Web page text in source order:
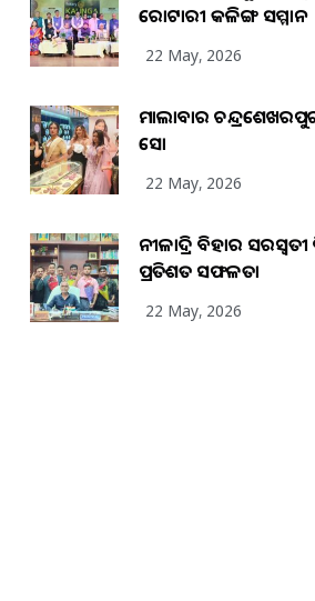
ରୋଟାରୀ କଳିଙ୍ଗ ସମ୍ମାନ
22 May, 2026
ମାଲାବାର
ସୋ
22 May, 2026
ନୀଳାଦ୍ରି ବିହାର
ପ୍ରତିଶତ ସଫଳତା
22 May, 2026